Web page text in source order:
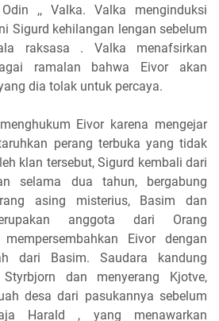
,, Valka. Valka menginduksi
Sigurd kehilangan lengan sebelum
raksasa . Valka menafsirkan
ramalan bahwa Eivor akan
dia tolak untuk percaya.
Eivor karena mengejar
perang terbuka yang tidak
klan tersebut, Sigurd kembali dari
selama dua tahun, bergabung
asing misterius, Basim dan
anggota dari Orang
Eivor dengan
dari Basim. Saudara kandung
dan menyerang Kjotve,
desa dari pasukannya sebelum
Harald , yang menawarkan